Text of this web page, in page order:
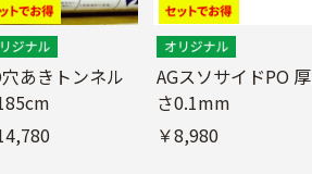
あきトンネル
AGスソサイドPO 厚
さ0.1mm
￥8,980